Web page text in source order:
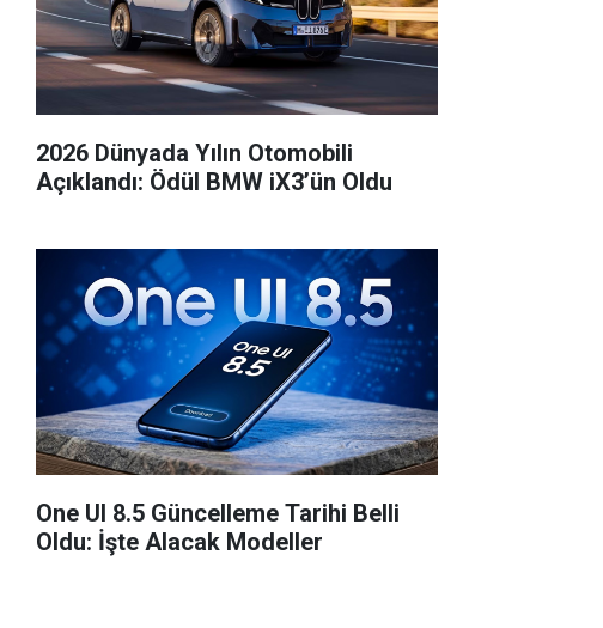
2026 Dünyada Yılın Otomobili
Açıklandı: Ödül BMW iX3’ün Oldu
One UI 8.5 Güncelleme Tarihi Belli
Oldu: İşte Alacak Modeller